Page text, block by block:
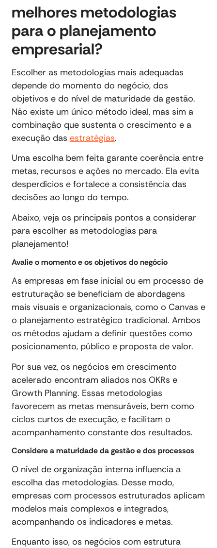
melhores metodologias
para o planejamento
empresarial?
Escolher as metodologias mais adequadas
depende do momento do negócio, dos
objetivos e do nível de maturidade da gestão.
Não existe um único método ideal, mas sim a
combinação que sustenta o crescimento e a
execução das estratégias.
Uma escolha bem feita garante coerência entre
metas, recursos e ações no mercado. Ela evita
desperdícios e fortalece a consistência das
decisões ao longo do tempo.
Abaixo, veja os principais pontos a considerar
para escolher as metodologias para
planejamento!
Avalie o momento e os objetivos do negócio
As empresas em fase inicial ou em processo de
estruturação se beneficiam de abordagens
mais visuais e organizacionais, como o Canvas e
o planejamento estratégico tradicional. Ambos
os métodos ajudam a definir questões como
posicionamento, público e proposta de valor.
Por sua vez, os negócios em crescimento
acelerado encontram aliados nos OKRs e
Growth Planning. Essas metodologias
favorecem as metas mensuráveis, bem como
ciclos curtos de execução, e facilitam o
acompanhamento constante dos resultados.
Considere a maturidade da gestão e dos processos
O nível de organização interna influencia a
escolha das metodologias. Desse modo,
empresas com processos estruturados aplicam
modelos mais complexos e integrados,
acompanhando os indicadores e metas.
Enquanto isso, os negócios com estrutura